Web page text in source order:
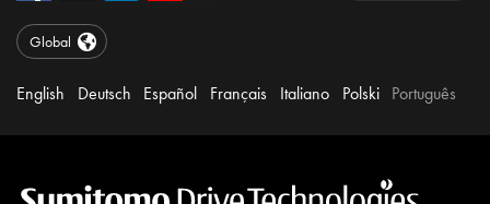
Global
English Deutsch Español Français Italiano Polski Português